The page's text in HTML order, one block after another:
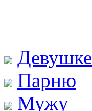
Девушке
Парню
Мужу